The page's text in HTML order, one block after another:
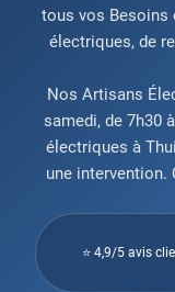
tous vos Besoins
électriques, de
Nos Artisans
samedi, de 7h30
électriques à
une intervention.
⭐ 4,9/5 avis